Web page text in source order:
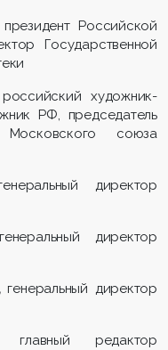
Российской
Государственной
российский художник-
РФ, председатель
союза
директор
директор
генеральный директор
редактор